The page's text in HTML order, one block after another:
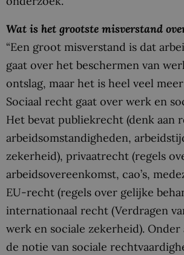
Wat is het grootste misverstand
“Een groot misverstand is dat
gaat over het beschermen van
ontslag, maar het is heel veel
Sociaal recht gaat over werk en
Het bevat publiekrecht (denk aan
arbeidsomstandigheden,
zekerheid), privaatrecht (regels
arbeidsovereenkomst, cao’s,
EU-recht (regels over gelijke
internationaal recht (Verdragen
werk en sociale zekerheid).
de notie van sociale